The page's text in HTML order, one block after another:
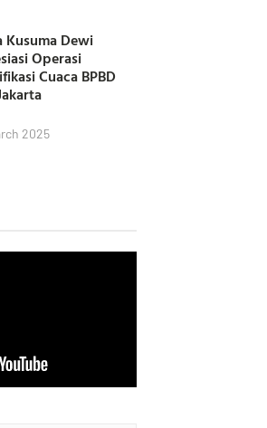
Kusuma Dewi
Operasi
Cuaca BPBD
2025